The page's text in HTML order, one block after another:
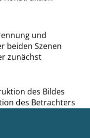
und
beiden Szenen
zunächst
des Bildes
des Betrachters
als Betrachter